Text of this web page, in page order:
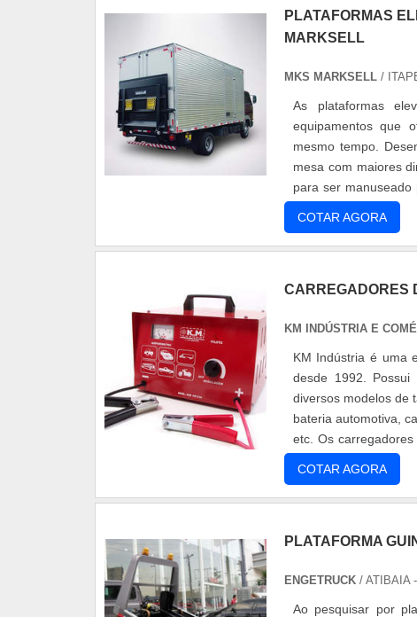
PLATAFORMAS
MARKSELL
MKS MARKSELL/
As plataformas
equipamentos que
mesmo tempo.
mesa com maiores
para ser manuseado
de Carga Máxima
COTAR AGORA
CARREGADORES
KM INDÚSTRIA E
KM Indústria é uma
desde 1992.
diversos modelos de
bateria automotiva,
etc. Os
COTAR AGORA
PLATAFORMA
ENGETRUCK/ ATIBAIA
Ao pesquisar por